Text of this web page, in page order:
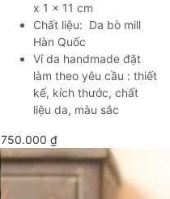
x 1 x 11 cm
Chất liệu: Da bò mill
Hàn Quốc
Ví da handmade đặt
làm theo yêu cầu : thiết
kế, kích thước, chất
liệu da, màu sắc
750.000 ₫